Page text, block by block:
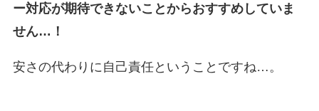
ー対応が期待できないことからおすすめしていま
せん…！
安さの代わりに自己責任ということですね…。